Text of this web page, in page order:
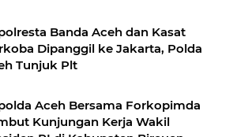
Banda Aceh dan Kasat
Dipanggil ke Jakarta, Polda
Tunjuk Plt
Aceh Bersama Forkopimda
Kunjungan Kerja Wakil